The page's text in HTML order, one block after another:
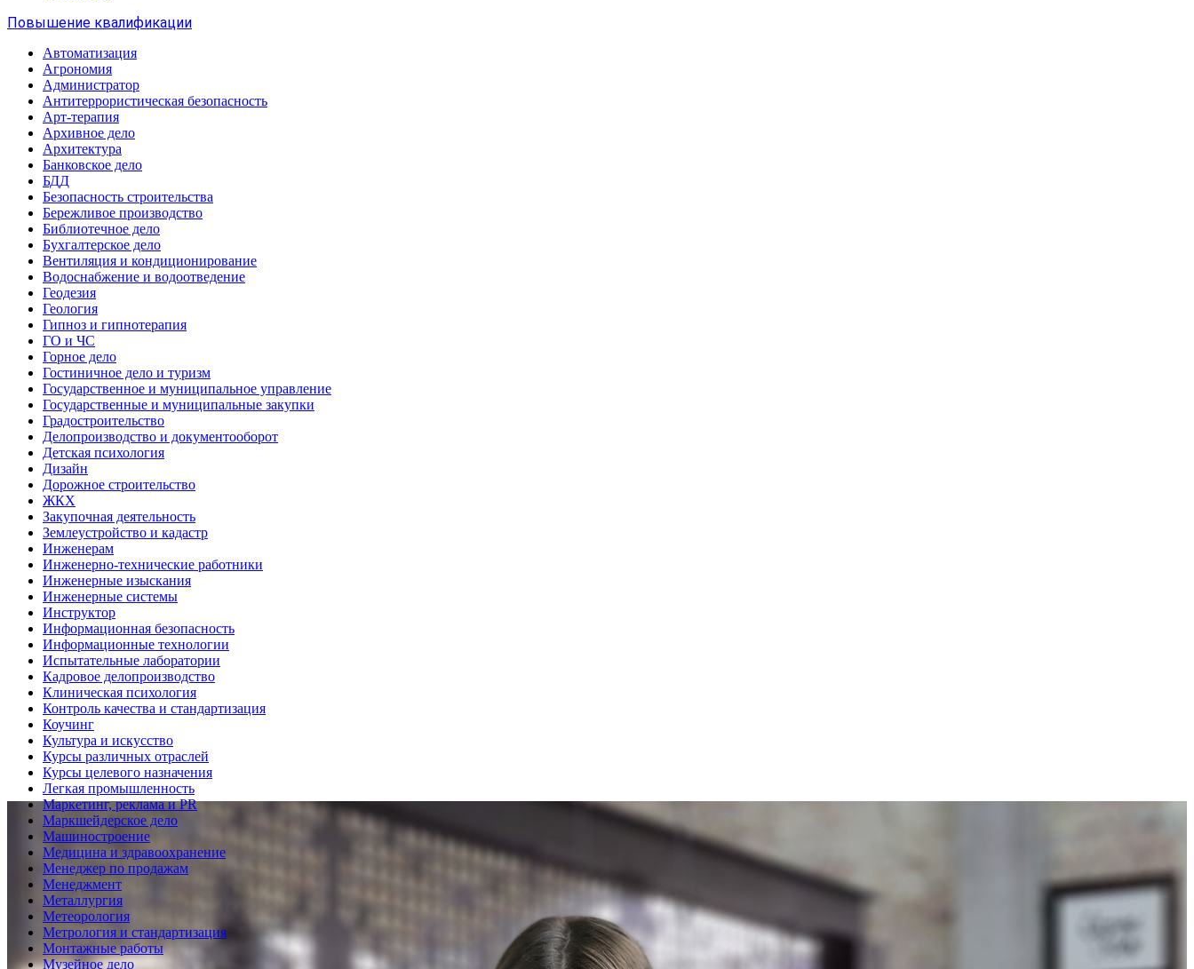
Повышение квалификации
Автоматизация
Агрономия
Администратор
Антитеррористическая безопасность
Арт-терапия
Архивное дело
Архитектура
Банковское дело
БДД
Безопасность строительства
Бережливое производство
Библиотечное дело
Бухгалтерское дело
Вентиляция и кондиционирование
Водоснабжение и водоотведение
Геодезия
Геология
Гипноз и гипнотерапия
ГО и ЧС
Горное дело
Гостиничное дело и туризм
Государственное и муниципальное управление
Государственные и муниципальные закупки
Градостроительство
Делопроизводство и документооборот
Детская психология
Дизайн
Дорожное строительство
ЖКХ
Закупочная деятельность
Землеустройство и кадастр
Инженерам
Инженерно-технические работники
Инженерные изыскания
Инженерные системы
Инструктор
Информационная безопасность
Информационные технологии
Испытательные лаборатории
Кадровое делопроизводство
Клиническая психология
Контроль качества и стандартизация
Коучинг
Культура и искусство
Курсы различных отраслей
Курсы целевого назначения
Легкая промышленность
Маркетинг, реклама и PR
Маркшейдерское дело
Машиностроение
Медицина и здравоохранение
Менеджер по продажам
Менеджмент
Металлургия
Метеорология
Метрология и стандартизация
Монтажные работы
Музейное дело